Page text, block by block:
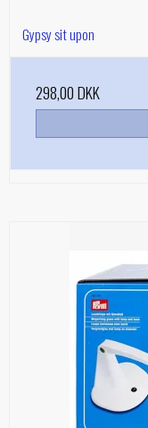
Gypsy sit upon
298,00 DKK